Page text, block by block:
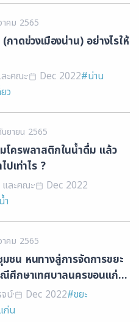
คม 2565
าดข่วงเมืองน่าน) อย่างไรให้
ะคณะ· Dec 2022#น่าน
ว
ยายน 2565
โครพลาสติกในน้ำดื่ม แล้ว
ปเท่าไร ?
ละคณะ·
Dec 2022
ำ
คม 2565
มชน หนทางสู่การจัดการขยะ
ศึกษาเทศบาลนครขอนแก่น
วียงเทิง
น์· Dec 2022#ขยะ
ก่น